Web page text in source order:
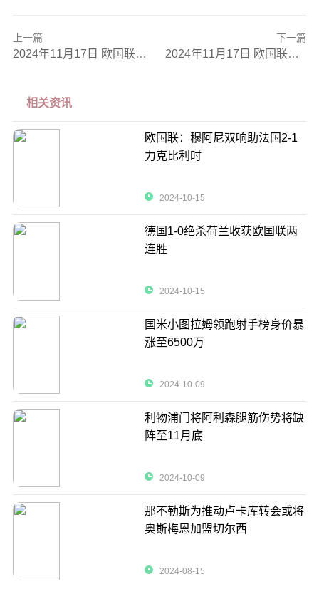
上一篇
2024年11月17日 欧国联C1组第5轮 瑞典vs斯洛伐克 全场录像
下一篇
2024年11月17日 欧国联A3组第5轮 荷兰vs匈牙利 全场录像
相关资讯
欧国联：穆阿尼双响助法国2-1
力克比利时
2024-10-15
德国1-0绝杀荷兰收获欧国联两
连胜
2024-10-15
国米小图拉姆领跑射手榜身价暴
涨至6500万
2024-10-09
利物浦门将阿利森腿筋伤势将缺
阵至11月底
2024-10-09
那不勒斯为推动卢卡库转会或将
奥斯梅恩加盟切尔西
2024-08-15